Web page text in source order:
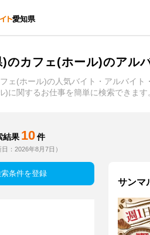
愛知県
のカフェ(ホール)のアル
ェ(ホール)の人気バイト・アルバイ
)に関するお仕事を簡単に検索できま
結果 10 件
日：2026年8月7日）
条件を登録
サンマ